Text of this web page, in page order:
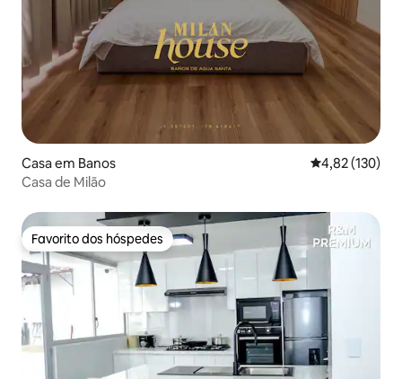
Casa em Banos Classificação
4,82 (130)
Casa de Milão
Favorito dos hóspedes
Favorito dos hóspedes